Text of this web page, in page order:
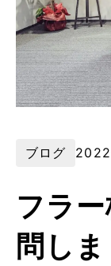
ブログ
フラ
問し